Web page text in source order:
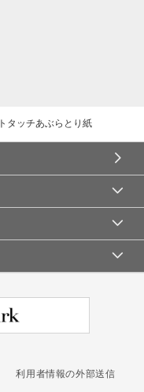
タッチあぶらとり紙
利用者情報の外部送信